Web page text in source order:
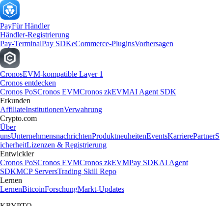
PayFür Händler
Händler-Registrierung
Pay-TerminalPay SDKeCommerce-PluginsVorhersagen
CronosEVM-kompatible Layer 1
Cronos entdecken
Cronos PoSCronos EVMCronos zkEVMAI Agent SDK
Erkunden
AffiliateInstitutionenVerwahrung
Crypto.com
Über
unsUnternehmensnachrichtenProduktneuheitenEventsKarrierePartnerS
icherheitLizenzen & Registrierung
Entwickler
Cronos PoSCronos EVMCronos zkEVMPay SDKAI Agent
SDKMCP ServersTrading Skill Repo
Lernen
LernenBitcoinForschungMarkt-Updates